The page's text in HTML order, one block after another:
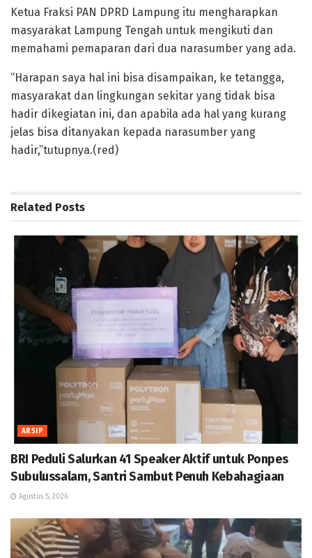
Ketua Fraksi PAN DPRD Lampung itu mengharapkan
masyarakat Lampung Tengah untuk mengikuti dan
memahami pemaparan dari dua narasumber yang ada.
“Harapan saya hal ini bisa disampaikan, ke tetangga,
masyarakat dan lingkungan sekitar yang tidak bisa
hadir dikegiatan ini, dan apabila ada hal yang kurang
jelas bisa ditanyakan kepada narasumber yang
hadir,”tutupnya.(red)
Related Posts
ARSIP
BRI Peduli Salurkan 41 Speaker Aktif untuk Ponpes
Subulussalam, Santri Sambut Penuh Kebahagiaan
Agustus 5, 2026